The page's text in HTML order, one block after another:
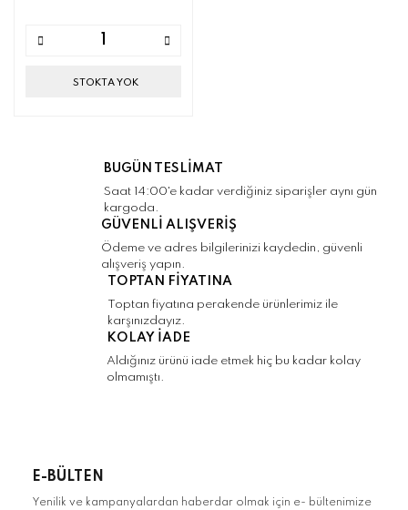
STOKTA YOK
BUGÜN TESLİMAT
Saat 14:00'e kadar verdiğiniz siparişler aynı gün
kargoda.
GÜVENLİ ALIŞVERİŞ
Ödeme ve adres bilgilerinizi kaydedin, güvenli
alışveriş yapın.
TOPTAN FİYATINA
Toptan fiyatına perakende ürünlerimiz ile
karşınızdayız.
KOLAY İADE
Aldığınız ürünü iade etmek hiç bu kadar kolay
olmamıştı.
E-BÜLTEN
Yenilik ve kampanyalardan haberdar olmak için e- bültenimize